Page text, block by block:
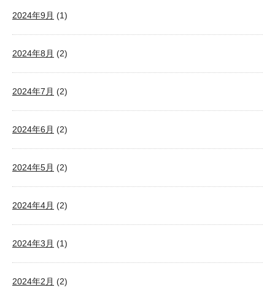
2024年9月 (1)
2024年8月 (2)
2024年7月 (2)
2024年6月 (2)
2024年5月 (2)
2024年4月 (2)
2024年3月 (1)
2024年2月 (2)